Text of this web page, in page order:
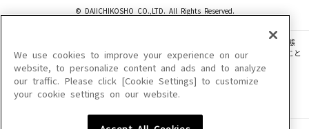
© DAIICHIKOSHO CO.,LTD. All Rights Reserved.
このサイトに掲載されている一切の文章・画像・写真・動画・音声等を、手段や形態
を問わず、著作権法の定める範囲を超えて無断で複製、転載、ファイル化などすること
を禁じます。
楽曲及びコンテンツは、機種によりご利用いただけない場合があります。
楽曲及びコンテンツの配信日、配信内容が変更になる場合があります。
We use cookies to improve your experience on our
website, to personalize content and ads and to analyze
our traffic. Please click [Cookie Settings] to customize
your cookie settings on our website.